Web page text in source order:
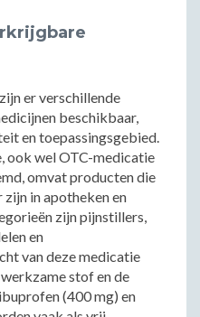
er verschillende
beschikbaar,
en toepassingsgebied.
ook wel OTC-medicatie
omvat producten die
in apotheken en
zijn pijnstillers,
en
van deze medicatie
stof en de
(400 mg) en